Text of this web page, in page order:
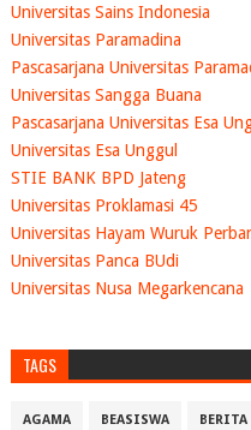
Universitas Sains Indonesia
Universitas Paramadina
Pascasarjana Universitas
Universitas Sangga Buana
Pascasarjana Universitas Esa
Universitas Esa Unggul
STIE BANK BPD Jateng
Universitas Proklamasi 45
Universitas Hayam Wuruk
Universitas Panca BUdi
Universitas Nusa Megarkencana
TAGS
AGAMA BEASISWA BERITA